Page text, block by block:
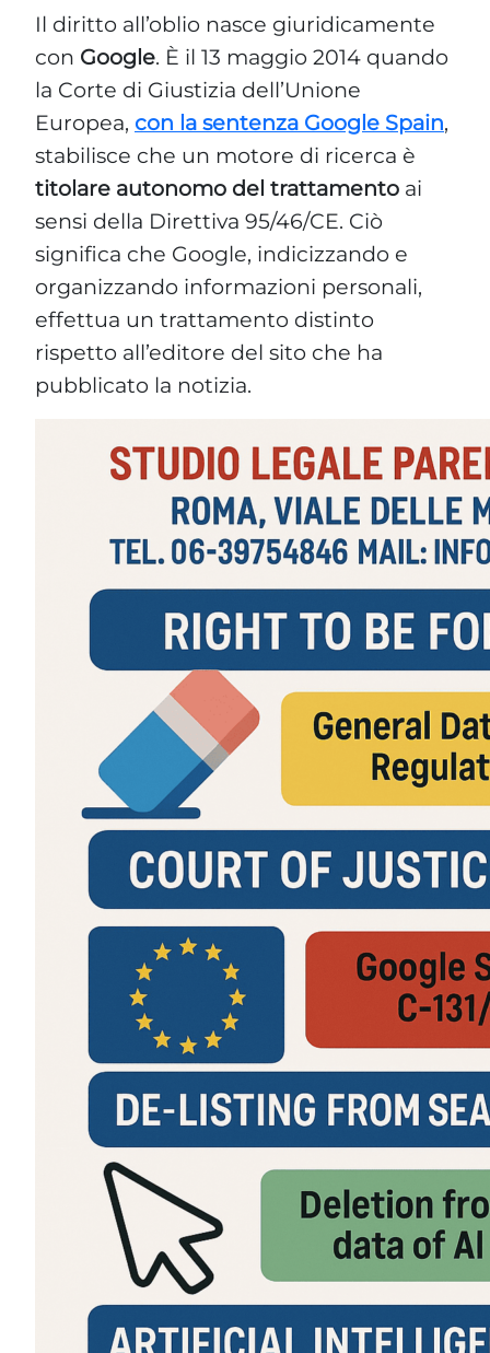
Il diritto all’oblio nasce giuridicamente
con Google. È il 13 maggio 2014 quando
la Corte di Giustizia dell’Unione
Europea, con la sentenza Google Spain,
stabilisce che un motore di ricerca è
titolare autonomo del trattamento ai
sensi della Direttiva 95/46/CE. Ciò
significa che Google, indicizzando e
organizzando informazioni personali,
effettua un trattamento distinto
rispetto all’editore del sito che ha
pubblicato la notizia.